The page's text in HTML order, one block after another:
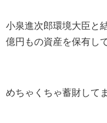
小泉進次郎環境大臣と
億円もの資産を保有し
めちゃくちゃ蓄財して